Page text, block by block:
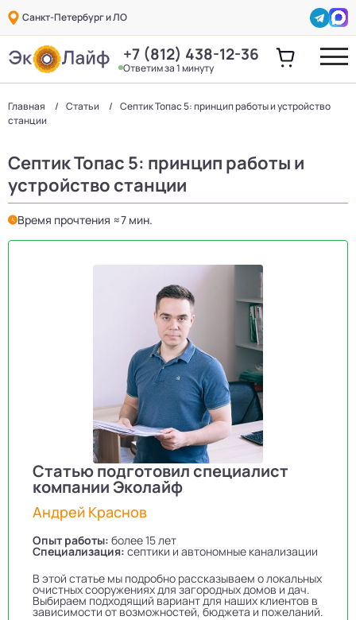
Санкт-Петербург и ЛО
+7 (812) 438-12-36
Ответим за 1 минуту
Главная Статьи
Септик Топас 5: принцип работы и устройство
станции
Септик Топас 5: принцип работы и
устройство станции
Время прочтения ≈7 мин.
Статью подготовил специалист
компании Эколайф
Андрей Краснов
Опыт работы: более 15 лет
Специализация: септики и автономные канализации
В этой статье мы подробно рассказываем о локальных
очистных сооружениях для загородных домов и дач.
Выбираем подходящий вариант для наших клиентов в
зависимости от возможностей, бюджета и пожеланий.